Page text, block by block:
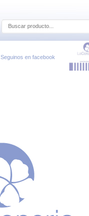
Seguinos en facebook